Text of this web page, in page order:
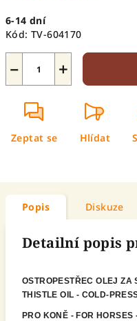
cena:
6-14 dní
Kód: TV-604170
+
−
Zeptat se Hlídat
Popis Diskuze
Detailní popis
OSTROPESTŘEC OLEJ ZA
THISTLE OIL - COLD-
PRO KONĚ - FOR HORSES